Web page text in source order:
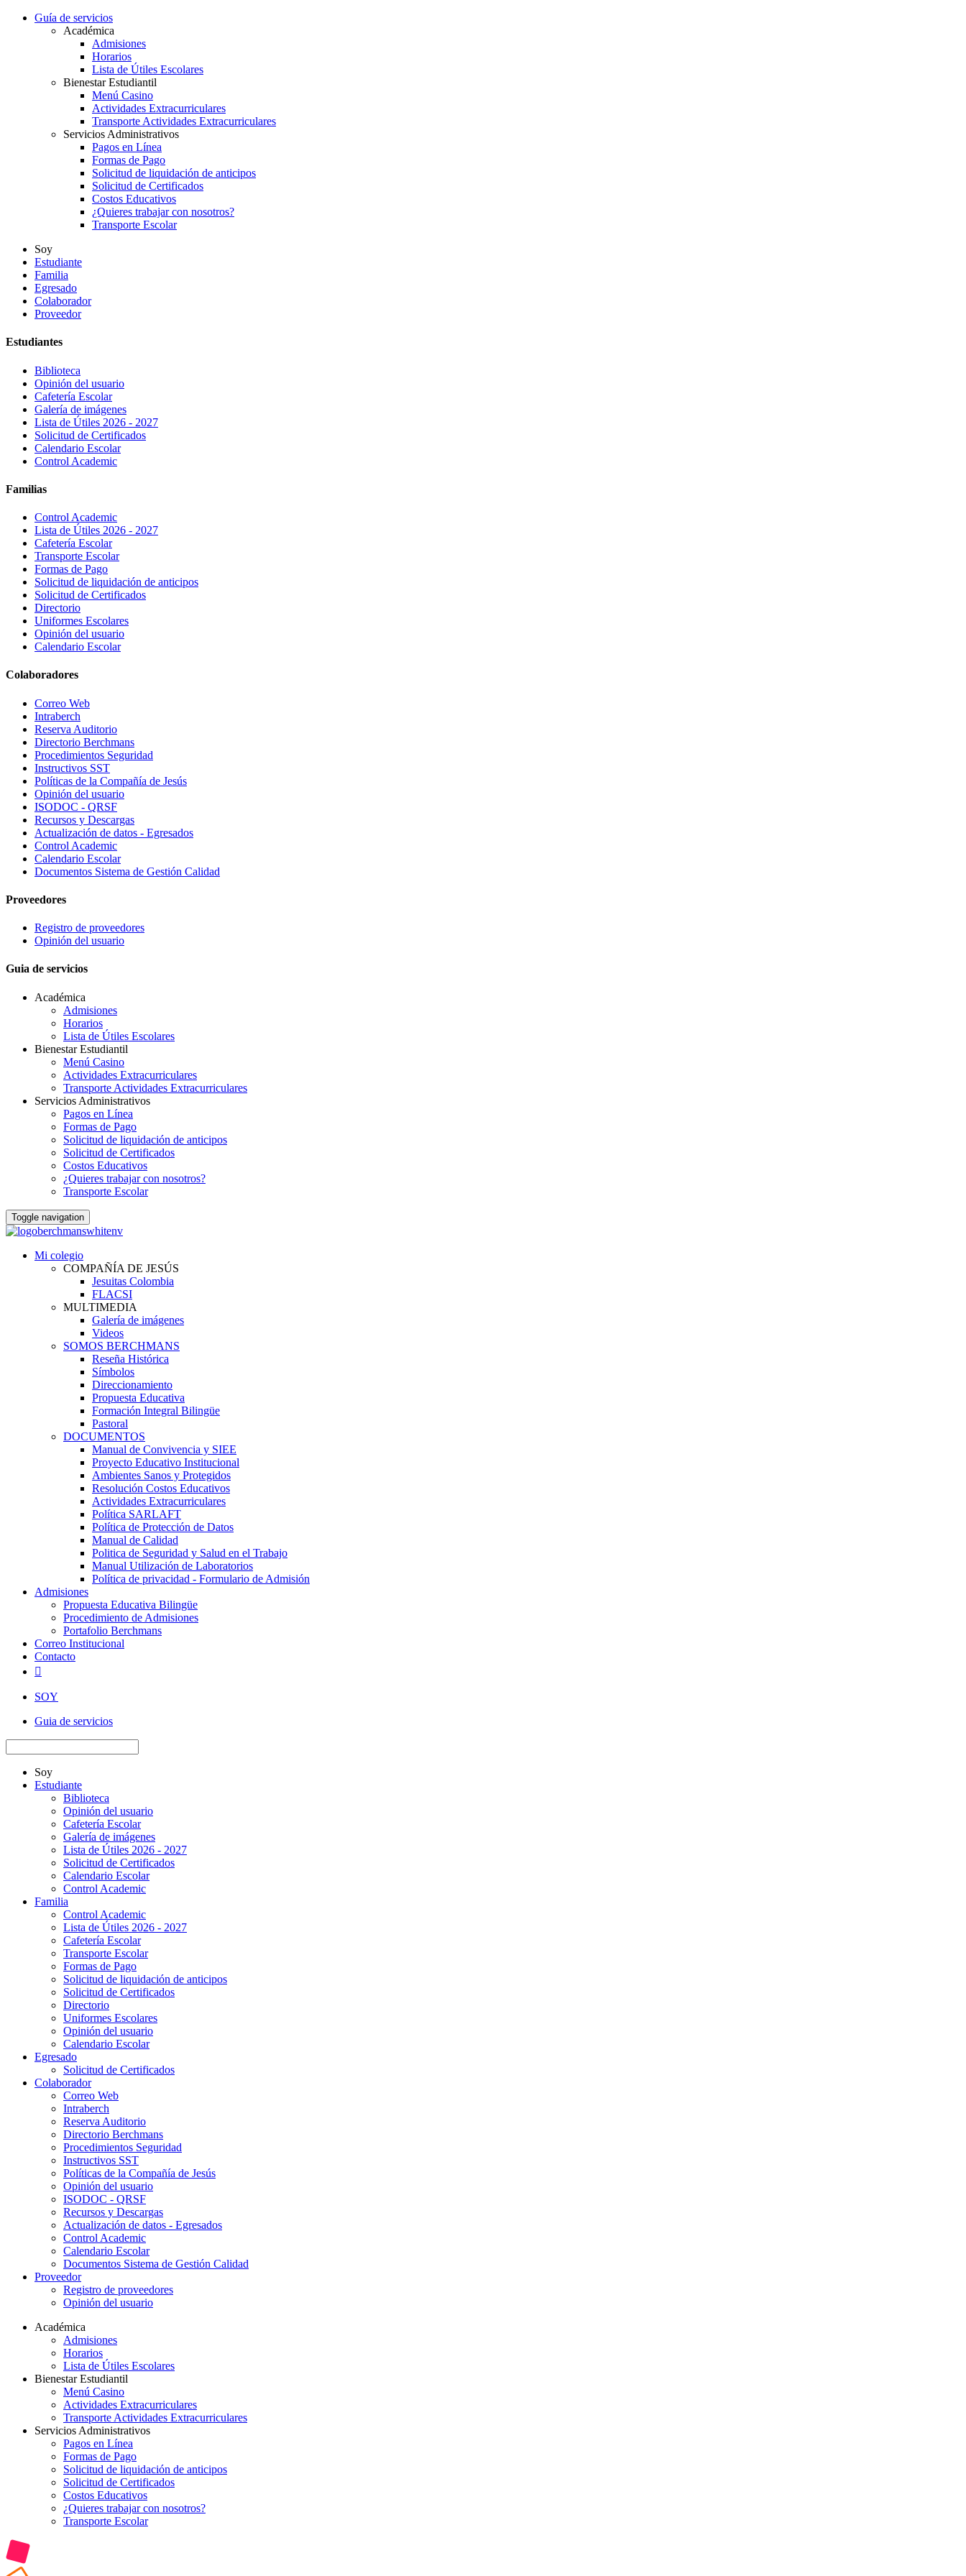
Guía de servicios
Académica
Admisiones
Horarios
Lista de Útiles Escolares
Bienestar Estudiantil
Menú Casino
Actividades Extracurriculares
Transporte Actividades Extracurriculares
Servicios Administrativos
Pagos en Línea
Formas de Pago
Solicitud de liquidación de anticipos
Solicitud de Certificados
Costos Educativos
¿Quieres trabajar con nosotros?
Transporte Escolar
Soy
Estudiante
Familia
Egresado
Colaborador
Proveedor
Estudiantes
Biblioteca
Opinión del usuario
Cafetería Escolar
Galería de imágenes
Lista de Útiles 2026 - 2027
Solicitud de Certificados
Calendario Escolar
Control Academic
Familias
Control Academic
Lista de Útiles 2026 - 2027
Cafetería Escolar
Transporte Escolar
Formas de Pago
Solicitud de liquidación de anticipos
Solicitud de Certificados
Directorio
Uniformes Escolares
Opinión del usuario
Calendario Escolar
Colaboradores
Correo Web
Intraberch
Reserva Auditorio
Directorio Berchmans
Procedimientos Seguridad
Instructivos SST
Políticas de la Compañía de Jesús
Opinión del usuario
ISODOC - QRSF
Recursos y Descargas
Actualización de datos - Egresados
Control Academic
Calendario Escolar
Documentos Sistema de Gestión Calidad
Proveedores
Registro de proveedores
Opinión del usuario
Guia de servicios
Académica
Admisiones
Horarios
Lista de Útiles Escolares
Bienestar Estudiantil
Menú Casino
Actividades Extracurriculares
Transporte Actividades Extracurriculares
Servicios Administrativos
Pagos en Línea
Formas de Pago
Solicitud de liquidación de anticipos
Solicitud de Certificados
Costos Educativos
¿Quieres trabajar con nosotros?
Transporte Escolar
Toggle navigation
Mi colegio
COMPAÑÍA DE JESÚS
Jesuitas Colombia
FLACSI
MULTIMEDIA
Galería de imágenes
Videos
SOMOS BERCHMANS
Reseña Histórica
Símbolos
Direccionamiento
Propuesta Educativa
Formación Integral Bilingüe
Pastoral
DOCUMENTOS
Manual de Convivencia y SIEE
Proyecto Educativo Institucional
Ambientes Sanos y Protegidos
Resolución Costos Educativos
Actividades Extracurriculares
Política SARLAFT
Política de Protección de Datos
Manual de Calidad
Politica de Seguridad y Salud en el Trabajo
Manual Utilización de Laboratorios
Política de privacidad - Formulario de Admisión
Admisiones
Propuesta Educativa Bilingüe
Procedimiento de Admisiones
Portafolio Berchmans
Correo Institucional
Contacto

SOY
Guia de servicios
Soy
Estudiante
Biblioteca
Opinión del usuario
Cafetería Escolar
Galería de imágenes
Lista de Útiles 2026 - 2027
Solicitud de Certificados
Calendario Escolar
Control Academic
Familia
Control Academic
Lista de Útiles 2026 - 2027
Cafetería Escolar
Transporte Escolar
Formas de Pago
Solicitud de liquidación de anticipos
Solicitud de Certificados
Directorio
Uniformes Escolares
Opinión del usuario
Calendario Escolar
Egresado
Solicitud de Certificados
Colaborador
Correo Web
Intraberch
Reserva Auditorio
Directorio Berchmans
Procedimientos Seguridad
Instructivos SST
Políticas de la Compañía de Jesús
Opinión del usuario
ISODOC - QRSF
Recursos y Descargas
Actualización de datos - Egresados
Control Academic
Calendario Escolar
Documentos Sistema de Gestión Calidad
Proveedor
Registro de proveedores
Opinión del usuario
Académica
Admisiones
Horarios
Lista de Útiles Escolares
Bienestar Estudiantil
Menú Casino
Actividades Extracurriculares
Transporte Actividades Extracurriculares
Servicios Administrativos
Pagos en Línea
Formas de Pago
Solicitud de liquidación de anticipos
Solicitud de Certificados
Costos Educativos
¿Quieres trabajar con nosotros?
Transporte Escolar